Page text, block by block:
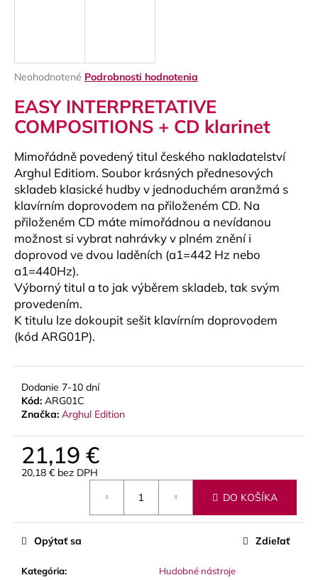
Priemerné
produktu
je
0,0
5
hviezdičiek.
Neohodnotené Podrobnosti hodnotenia
EASY INTERPRETATIVE
COMPOSITIONS + CD klarinet
Mimořádně povedený titul českého nakladatelství
Arghul Editiom. Soubor krásných přednesových
skladeb klasické hudby v jednoduchém aranžmá s
klavírním doprovodem na přiloženém CD. Na
přiloženém CD máte mimořádnou a nevídanou
možnost si vybrat nahrávky v plném znění i
doprovod ve dvou laděních (a1=442 Hz nebo
a1=440Hz).
Výborný titul a to jak výběrem skladeb, tak svým
provedením.
K titulu lze dokoupit sešit klavírním doprovodem
(kód ARG01P).
Dodanie 7-10 dní
Kód: ARG01C
Značka: Arghul Edition
21,19 €
20,18 € bez DPH
DO KOŠÍKA
Kategória:
Hudobné nástroje
Opýtať sa Zdieľať
ť
HĽADAŤ
O
d
p
o
r
ú
č
a
e
BLUE
JUICE
VALVE
OIL
OLEJ
€